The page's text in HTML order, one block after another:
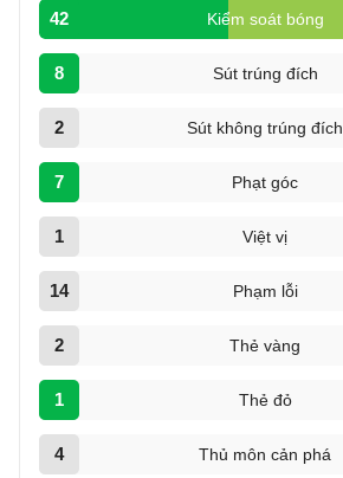
42 Kiểm soát bóng
8 Sút trúng đích
2 Sút không trúng đích
7 Phạt góc
1 Việt vị
14 Phạm lỗi
2 Thẻ vàng
1 Thẻ đỏ
4 Thủ môn cản phá